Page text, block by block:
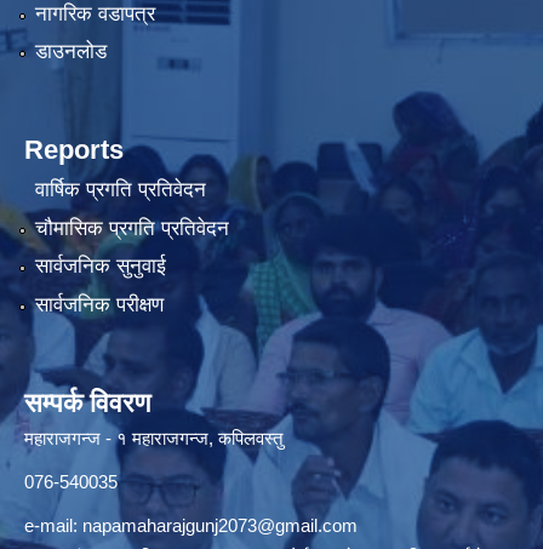
नागरिक वडापत्र
डाउनलोड
Reports
वार्षिक प्रगति प्रतिवेदन
चौमासिक प्रगति प्रतिवेदन
सार्वजनिक सुनुवाई
सार्वजनिक परीक्षण
सम्पर्क विवरण
महाराजगन्ज - १ महाराजगन्ज, कपिलवस्तु
076-540035
e-mail: napamaharajgunj2073@gmail.com